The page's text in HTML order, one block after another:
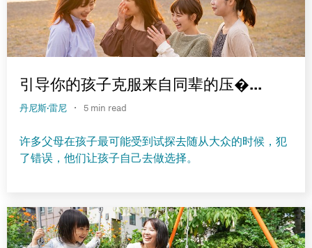
引导你的孩子克服来自同辈的压�...
丹尼斯·雷尼 · 5 min read
许多父母在孩子最可能受到试探去随从大众的时候，犯
了错误，他们让孩子自己去做选择。